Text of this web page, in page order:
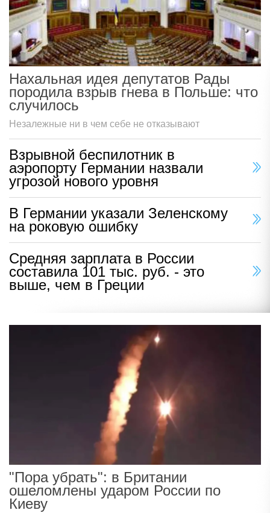
Нахальная идея депутатов Рады
породила взрыв гнева в Польше: что
случилось
Незалежные ни в чем себе не отказывают
Взрывной беспилотник в
аэропорту Германии назвали
угрозой нового уровня
В Германии указали Зеленскому
на роковую ошибку
Средняя зарплата в России
составила 101 тыс. руб. - это
выше, чем в Греции
"Пора убрать": в Британии
ошеломлены ударом России по
Киеву